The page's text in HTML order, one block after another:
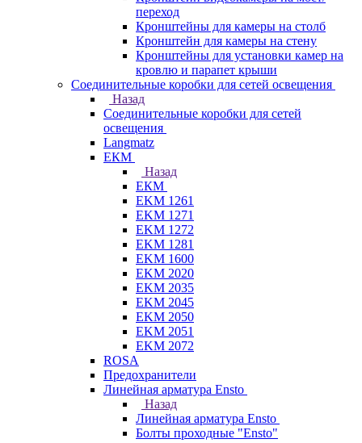
переход
Кронштейны для камеры на столб
Кронштейн для камеры на стену
Кронштейны для установки камер на
кровлю и парапет крыши
Соединительные коробки для сетей освещения
Назад
Соединительные коробки для сетей
освещения
Langmatz
ЕКМ
Назад
ЕКМ
EKM 1261
EKM 1271
EKM 1272
EKM 1281
EKM 1600
EKM 2020
EKM 2035
EKM 2045
EKM 2050
EKM 2051
EKM 2072
ROSA
Предохранители
Линейная арматура Ensto
Назад
Линейная арматура Ensto
Болты проходные "Ensto"